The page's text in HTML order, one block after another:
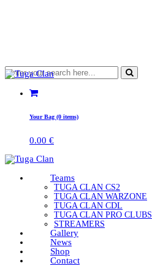
Your Bag (0 items)
0.00 €
Teams
TUGA CLAN CS2
TUGA CLAN WARZONE
TUGA CLAN CDL
TUGA CLAN PRO CLUBS
STREAMERS
Gallery
News
Shop
Contact